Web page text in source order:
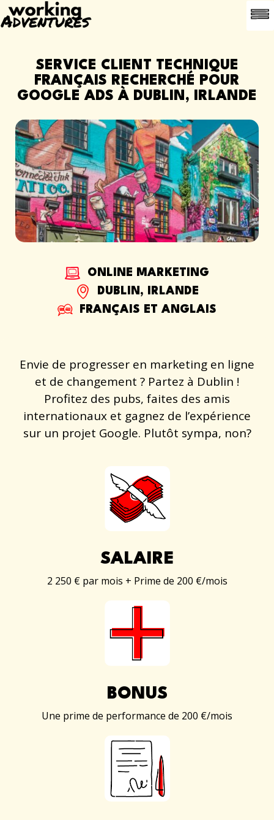
SERVICE CLIENT TECHNIQUE
FRANÇAIS RECHERCHÉ POUR
GOOGLE ADS À DUBLIN, IRLANDE
ONLINE MARKETING
DUBLIN, IRLANDE
FRANÇAIS ET ANGLAIS
Envie de progresser en marketing en ligne
et de changement ? Partez à Dublin !
Profitez des pubs, faites des amis
internationaux et gagnez de l’expérience
sur un projet Google. Plutôt sympa, non?
SALAIRE
2 250 € par mois + Prime de 200 €/mois
BONUS
Une prime de performance de 200 €/mois